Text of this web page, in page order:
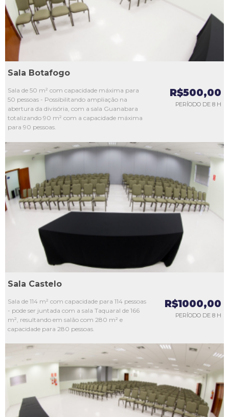
Sala Botafogo
Sala de 50 m² com capacidade máxima para
50 pessoas - Possibilitando ampliação na
abertura da divisória, com a sala Guanabara
totalizando 90 m² com a capacidade máxima
para 90 pessoas.
R$500,00
PERÍODO DE 8 H
L2
L3
L4
Sala Castelo
Sala de 114 m² com capacidade para 114 pessoas
- pode ser juntada com a sala Taquaral de 166
m², resultando em salão com 280 m² e
capacidade para 280 pessoas.
R$1000,00
PERÍODO DE 8 H
L3
L4